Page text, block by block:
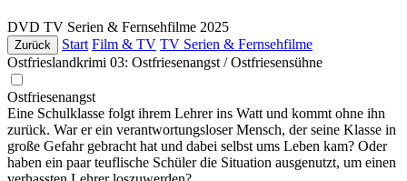
DVD TV Serien & Fernsehfilme 2025
Zurück Start Film & TV TV Serien & Fernsehfilme
Ostfrieslandkrimi 03: Ostfriesenangst / Ostfriesensühne
Ostfriesenangst
Eine Schulklasse folgt ihrem Lehrer ins Watt und kommt ohne ihn
zurück. War er ein verantwortungsloser Mensch, der seine Klasse in
große Gefahr gebracht hat und dabei selbst ums Leben kam? Oder
haben ein paar teuflische Schüler die Situation ausgenutzt, um einen